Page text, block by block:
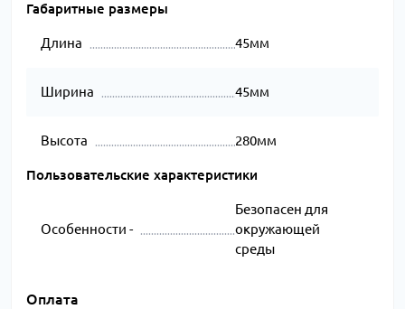
Габаритные размеры
Длина 45мм
Ширина 45мм
Высота 280мм
Пользовательские характеристики
Особенности -
Безопасен для
окружающей
среды
Оплата